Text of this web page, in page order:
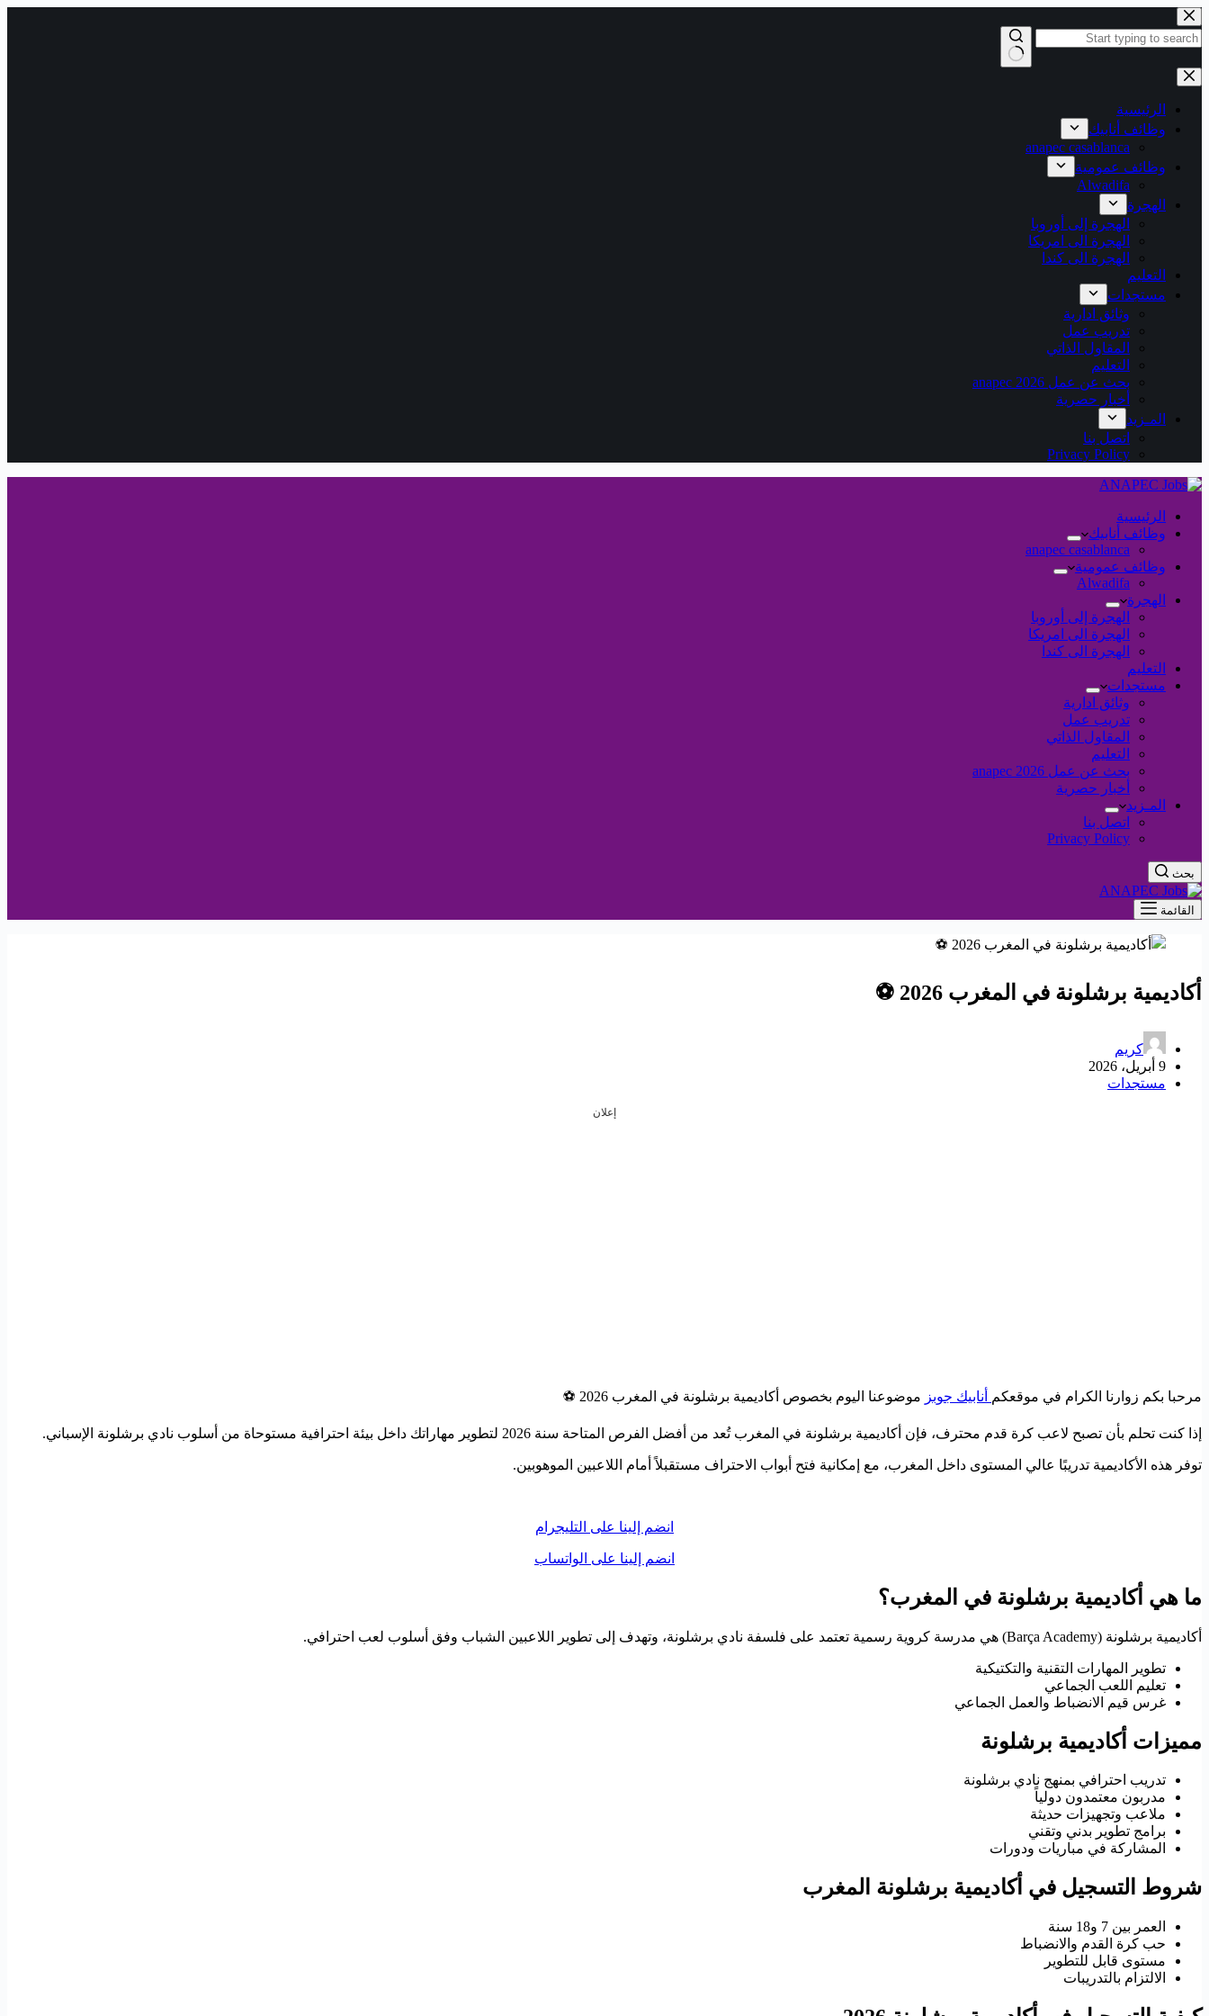
التجاوز
إلى
المحتوى
نتائج
الرئيسية
وظائف أنابيك
anapec casablanca
وظائف عمومية
Alwadifa
الهجرة
الهجرة إلى أوروبا
الهجرة الى امريكا
الهجرة الى كندا
التعليم
مستجدات
وثائق ادارية
تدريب عمل
المقاول الذاتي
التعليم
بحث عن عمل 2026 anapec
أخبار حصرية
المـزيد
اتصل بنا
Privacy Policy
الرئيسية
وظائف أنابيك
anapec casablanca
وظائف عمومية
Alwadifa
الهجرة
الهجرة إلى أوروبا
الهجرة الى امريكا
الهجرة الى كندا
التعليم
مستجدات
وثائق ادارية
تدريب عمل
المقاول الذاتي
التعليم
بحث عن عمل 2026 anapec
أخبار حصرية
المـزيد
اتصل بنا
Privacy Policy
بحث
القائمة
أكاديمية برشلونة في المغرب 2026 ⚽
كريم
9 أبريل، 2026
مستجدات
إعلان
مرحبا بكم زوارنا الكرام في موقعكم أنابيك جوبز موضوعنا اليوم بخصوص أكاديمية برشلونة في المغرب 2026 ⚽
إذا كنت تحلم بأن تصبح لاعب كرة قدم محترف، فإن أكاديمية برشلونة في المغرب تُعد من أفضل الفرص المتاحة سنة 2026 لتطوير مهاراتك داخل بيئة احترافية مستوحاة من أسلوب نادي برشلونة الإسباني.
توفر هذه الأكاديمية تدريبًا عالي المستوى داخل المغرب، مع إمكانية فتح أبواب الاحتراف مستقبلاً أمام اللاعبين الموهوبين.
انضم إلينا على التليجرام
انضم إلينا على الواتساب
ما هي أكاديمية برشلونة في المغرب؟
أكاديمية برشلونة (Barça Academy) هي مدرسة كروية رسمية تعتمد على فلسفة نادي برشلونة، وتهدف إلى تطوير اللاعبين الشباب وفق أسلوب لعب احترافي.
تطوير المهارات التقنية والتكتيكية
تعليم اللعب الجماعي
غرس قيم الانضباط والعمل الجماعي
مميزات أكاديمية برشلونة
تدريب احترافي بمنهج نادي برشلونة
مدربون معتمدون دولياً
ملاعب وتجهيزات حديثة
برامج تطوير بدني وتقني
المشاركة في مباريات ودورات
شروط التسجيل في أكاديمية برشلونة المغرب
العمر بين 7 و18 سنة
حب كرة القدم والانضباط
مستوى قابل للتطوير
الالتزام بالتدريبات